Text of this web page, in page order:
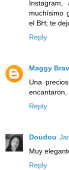
muchísimo
el BH; te
Reply
Maggy
Una
encantaron,
Reply
Doudou
Muy
Reply